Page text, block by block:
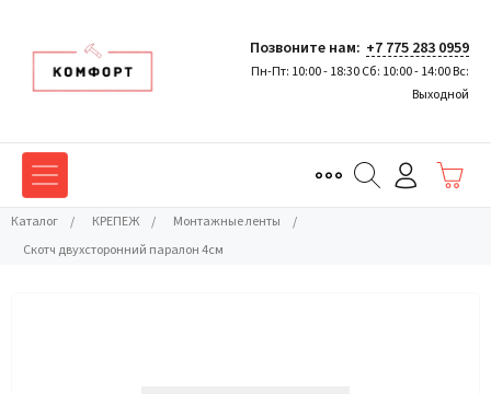
Позвоните нам: +7 775 283 0959
Пн-Пт: 10:00 - 18:30 Сб: 10:00 - 14:00 Вс:
Выходной
Каталог / КРЕПЕЖ / Монтажные ленты
/
Скотч двухсторонний паралон 4см